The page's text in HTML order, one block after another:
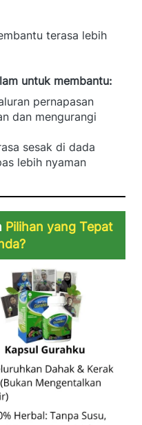
terasa lebih
untuk membantu:
pernapasan
dan mengurangi
sesak di dada
lebih nyaman
Pilihan yang Tepat